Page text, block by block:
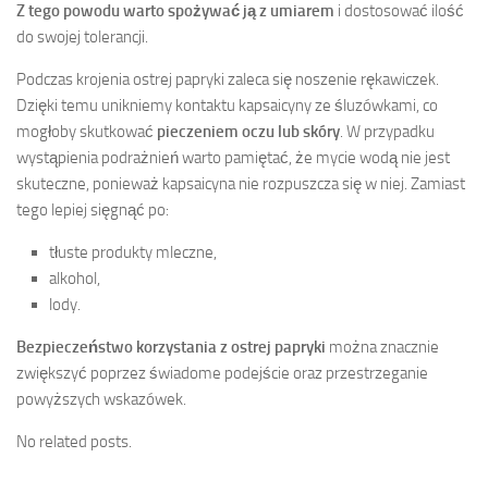
Z tego powodu warto spożywać ją z umiarem i dostosować ilość
do swojej tolerancji.
Podczas krojenia ostrej papryki zaleca się noszenie rękawiczek.
Dzięki temu unikniemy kontaktu kapsaicyny ze śluzówkami, co
mogłoby skutkować pieczeniem oczu lub skóry. W przypadku
wystąpienia podrażnień warto pamiętać, że mycie wodą nie jest
skuteczne, ponieważ kapsaicyna nie rozpuszcza się w niej. Zamiast
tego lepiej sięgnąć po:
tłuste produkty mleczne,
alkohol,
lody.
Bezpieczeństwo korzystania z ostrej papryki można znacznie
zwiększyć poprzez świadome podejście oraz przestrzeganie
powyższych wskazówek.
No related posts.